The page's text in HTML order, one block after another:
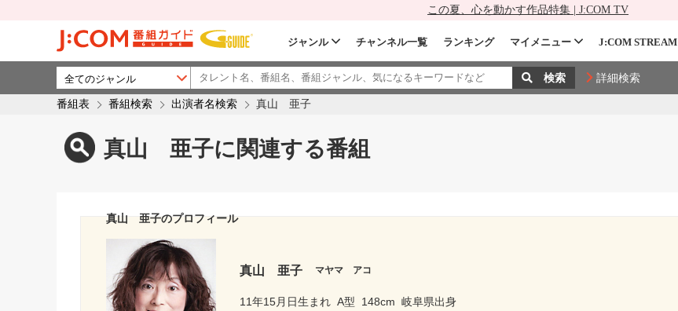
この夏、心を動かす作品特集 | J:COM TV
ジャンル チャンネル一覧 ランキング マイメニュー J:COM STREAM
詳細検索
番組表 番組検索 出演者名検索 真山 亜子
真山 亜子に関連する番組
真山 亜子のプロフィール
真山 亜子 マヤマ アコ
11年15月日生まれ A型 148cm 岐阜県出身